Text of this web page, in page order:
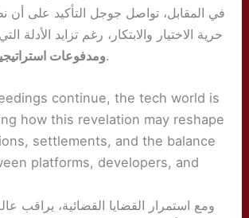
في المقابل، تواصل جوجل التأكيد على أن
حرية الاختيار والابتكار، رغم تزايد الأدلة
ومدفوعات.
continue, the tech world is
how this revelation may reshape
settlements, and the balance
platforms, developers, and
ومع استمرار القضايا القضائية، يراقب